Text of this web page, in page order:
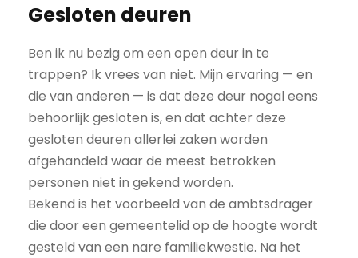
Gesloten deuren
Ben ik nu bezig om een open deur in te
trappen? Ik vrees van niet. Mijn ervaring — en
die van anderen — is dat deze deur nogal eens
behoorlijk gesloten is, en dat achter deze
gesloten deuren allerlei zaken worden
afgehandeld waar de meest betrokken
personen niet in gekend worden.
Bekend is het voorbeeld van de ambtsdrager
die door een gemeentelid op de hoogte wordt
gesteld van een nare familiekwestie. Na het